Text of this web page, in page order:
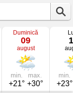
Duminică
09
august
min.
+21°
max.
+30°
min.
+23°